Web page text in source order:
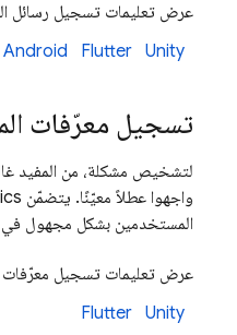
عرض تعليمات تسجيل رسائل
Android
Flutter Unity
تسجيل معرّفات
لتشخيص مشكلة، من المفيد
واجهوا عطلاً معيّنًا. يتضمّن
المستخدمين بشكل مجهول في
عرض تعليمات تسجيل معرّفات
Flutter Unity